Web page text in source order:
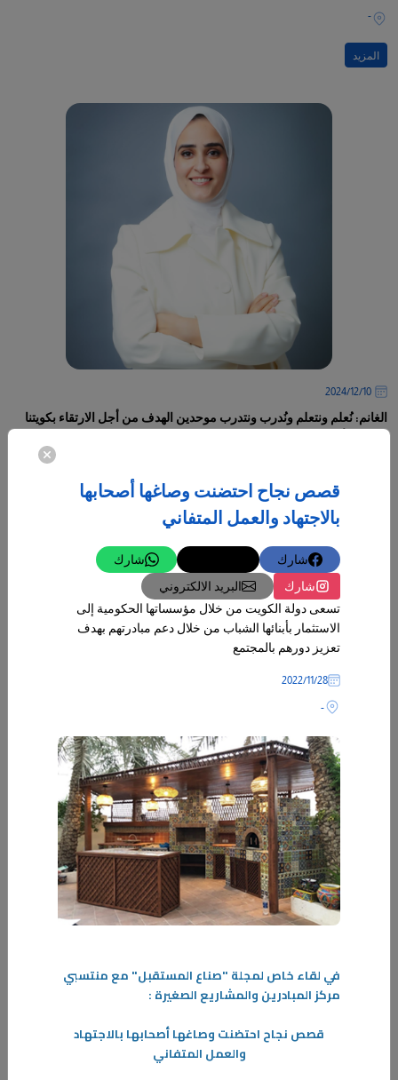
-
المزيد
10‏/12‏/2024
الغانم: نُعلم ونتعلم ونُدرب ونتدرب موحدين الهدف من أجل الارتقاء بكويتنا
رحله جديدة في آفاق معاهدنا ومؤسساتنا التي تخدم أبناءنا ووطننا وتحقيق
الهدف الذي يسعى إلى تلبية مطالب العمل من خلال المعهد العالي للخدمات
العمل الحر نجاح للحاضر ومنارة للمستقبل
الناجح وتحويل مواهبهم وطاقاتهم إلى واقع يحتذى به، وجاء مركز المبادرين
قصص نجاح احتضنت وصاغها أصحابها
بالاجتهاد والعمل المتفاني
شارك
شارك
شارك
البريد الالكتروني
تسعى دولة الكويت من خلال مؤسساتها الحكومية إلى
الاستثمار بأبنائها الشباب من خلال دعم مبادرتهم بهدف
تعزيز دورهم بالمجتمع
28‏/11‏/2022
-
في لقاء خاص لمجلة "صناع المستقبل" مع منتسبي
مركز المبادرين والمشاريع الصغيرة :
قصص نجاح احتضنت وصاغها أصحابها بالاجتهاد
والعمل المتفاني